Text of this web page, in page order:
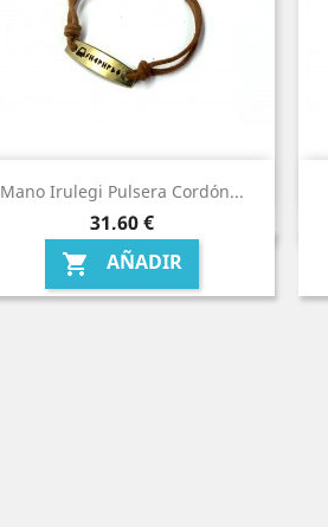
Mano Irulegi Pulsera Cordón...
Precio
31,60 €
 AÑADIR